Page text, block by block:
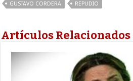
GUSTAVO CORDERA
REPUDIO
Artículos Relacionados